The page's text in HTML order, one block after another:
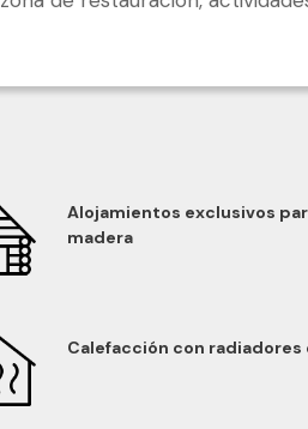
Alojamientos exclusivos
madera
Calefacción con radiadores